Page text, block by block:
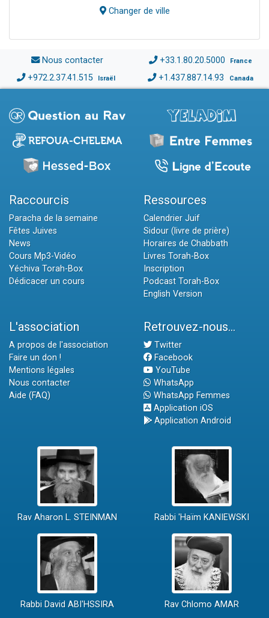
Changer de ville
Nous contacter +33.1.80.20.5000 France
+972.2.37.41.515 Israël +1.437.887.14.93 Canada
Raccourcis
Paracha de la semaine
Fêtes Juives
News
Cours Mp3-Vidéo
Yéchiva Torah-Box
Dédicacer un cours
Ressources
Calendrier Juif
Sidour (livre de prière)
Horaires de Chabbath
Livres Torah-Box
Inscription
Podcast Torah-Box
English Version
L'association
A propos de l'association
Faire un don !
Mentions légales
Nous contacter
Aide (FAQ)
Retrouvez-nous...
Twitter
Facebook
YouTube
WhatsApp
WhatsApp Femmes
Application iOS
Application Android
Rav Aharon L. STEINMAN Rabbi 'Haïm KANIEWSKI
Rabbi David ABI'HSSIRA Rav Chlomo AMAR